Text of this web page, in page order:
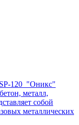
120 "Оникс"
металл,
собой
металлических